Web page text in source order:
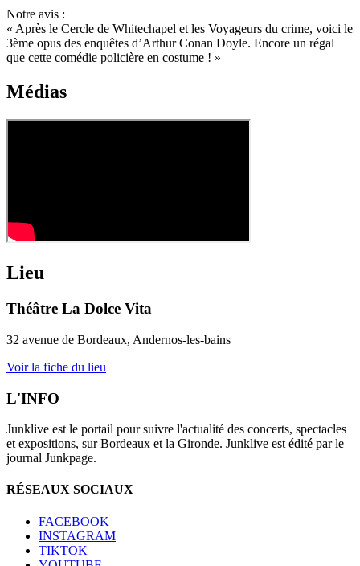
Notre avis :
« Après le Cercle de Whitechapel et les Voyageurs du crime, voici le
3ème opus des enquêtes d’Arthur Conan Doyle. Encore un régal
que cette comédie policière en costume ! »
Médias
Lieu
Théâtre La Dolce Vita
32 avenue de Bordeaux, Andernos-les-bains
Voir la fiche du lieu
L'INFO
Junklive est le portail pour suivre l'actualité des concerts, spectacles
et expositions, sur Bordeaux et la Gironde. Junklive est édité par le
journal Junkpage.
RÉSEAUX SOCIAUX
FACEBOOK
INSTAGRAM
TIKTOK